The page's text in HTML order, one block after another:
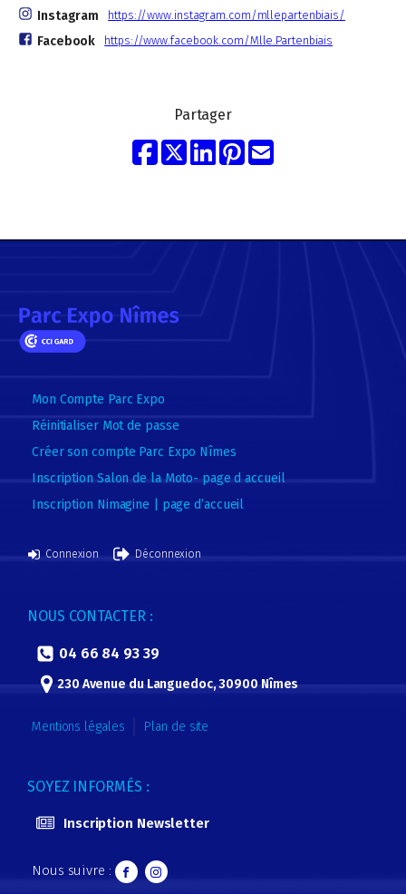
Instagram
https://www.instagram.com/mllepartenbiais/
Facebook https://www.facebook.com/Mlle.Partenbiais
Partager
Mon Compte Parc Expo
Réinitialiser Mot de passe
Créer son compte Parc Expo Nîmes
Inscription Salon de la Moto- page d accueil
Inscription Nimagine | page d’accueil
Connexion Déconnexion
NOUS CONTACTER :
04 66 84 93 39
230 Avenue du Languedoc, 30900 Nîmes
Mentions légales Plan de site
SOYEZ INFORMÉS :
Inscription Newsletter
Nous suivre :